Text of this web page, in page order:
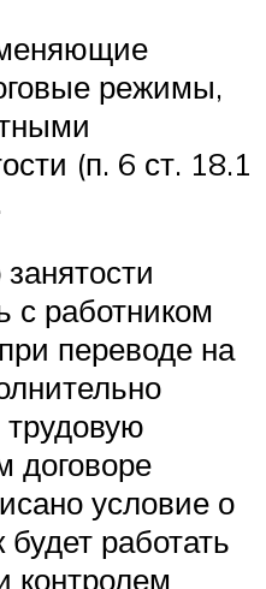
режимы,
(п. 6 ст. 18.1
с работником
переводе на
трудовую
договоре
условие о
работать
контролем